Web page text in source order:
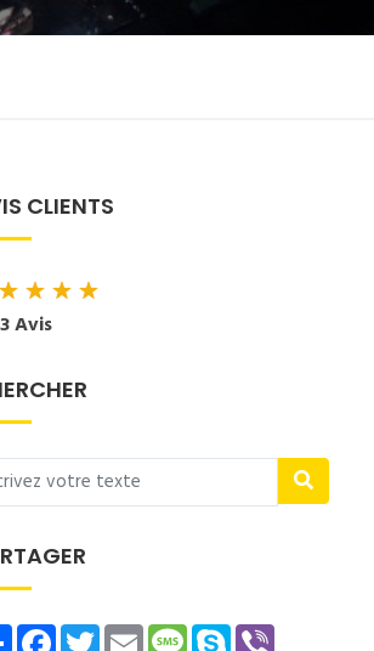
CLIENTS
★★★★
Avis
ShareFacebookTwitterEmailMessage
Skype